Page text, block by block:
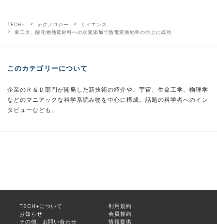
TECH+ テクノロジー
サイエンス
東工大、酸化物熱電材料への水素添加で熱電変換効率の向上に成功
このカテゴリーについて
企業のＲ＆Ｄ部門が開発した新技術の紹介や、宇宙、生命工学、物理学
などのマニアックな科学系読み物を中心に構成。話題の科学者へのイン
タビューなども。
TECH+について
利用規約
お知らせ
会員規約
その他、お問い合わせ
情報提供